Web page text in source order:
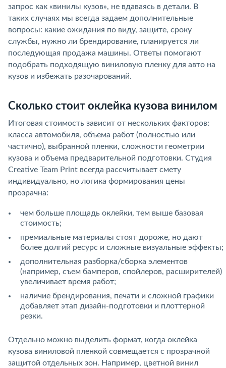
запрос как «винилы кузов», не вдаваясь в детали. В
таких случаях мы всегда задаем дополнительные
вопросы: какие ожидания по виду, защите, сроку
службы, нужно ли брендирование, планируется ли
последующая продажа машины. Ответы помогают
подобрать подходящую виниловую пленку для авто на
кузов и избежать разочарований.
Сколько стоит оклейка кузова винилом
Итоговая стоимость зависит от нескольких факторов:
класса автомобиля, объема работ (полностью или
частично), выбранной пленки, сложности геометрии
кузова и объема предварительной подготовки. Студия
Creative Team Print всегда рассчитывает смету
индивидуально, но логика формирования цены
прозрачна:
чем больше площадь оклейки, тем выше базовая
стоимость;
премиальные материалы стоят дороже, но дают
более долгий ресурс и сложные визуальные эффекты;
дополнительная разборка/сборка элементов
(например, съем бамперов, спойлеров, расширителей)
увеличивает время работ;
наличие брендирования, печати и сложной графики
добавляет этап дизайн-подготовки и плоттерной
резки.
Отдельно можно выделить формат, когда оклейка
кузова виниловой пленкой совмещается с прозрачной
защитой отдельных зон. Например, цветной винил